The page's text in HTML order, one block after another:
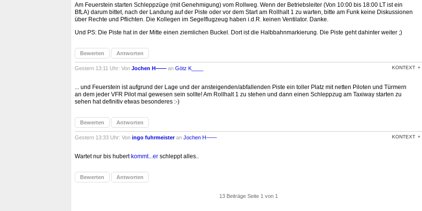
Am Feuerstein starten Schleppzüge (mit Genehmigung) vom Rollweg. Wenn der Betriebsleiter (Von 10:00 bis 18:00 LT ist ein
BfLA) darum bittet, nach der Landung auf der Piste oder vor dem Start am Rollhalt 1 zu warten, bitte am Funk keine Diskussionen
über Rechte und Pflichten. Die Kollegen im Segelflugzeug haben i.d.R. keinen Ventilator. Danke.
Und PS: Die Piste hat in der Mitte einen ziemlichen Buckel. Dort ist die Halbbahnmarkierung. Die Piste geht dahinter weiter ;)
Bewerten Antworten
Gestern 13:11 Uhr: Von Jochen H—— an Götz K____ KONTEXT
... und Feuerstein ist aufgrund der Lage und der ansteigenden/abfallenden Piste ein toller Platz mit netten Piloten und Türmern
an dem jeder VFR Pilot mal gewesen sein sollte! Am Rollhalt 1 zu stehen und dann einen Schleppzug am Taxiway starten zu
sehen hat definitiv etwas besonderes :-)
Bewerten Antworten
Gestern 13:33 Uhr: Von ingo fuhrmeisteran Jochen H—— KONTEXT
Wartet nur bis hubert kommt...er schleppt alles..
Bewerten Antworten
13 Beiträge Seite 1 von 1